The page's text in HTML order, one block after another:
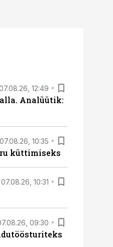
12:49
Analüütik:
07.08.26, 10:35
küttimiseks
07.08.26, 10:31
09:30